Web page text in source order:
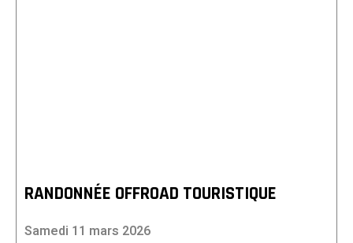
RANDONNÉE OFFROAD TOURISTIQUE
Samedi 11 mars 2026